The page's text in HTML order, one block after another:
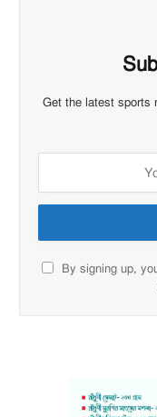
Get the latest sports
By signing up,